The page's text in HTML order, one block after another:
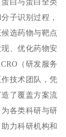
白与蛋白全类
子识别过程，
选药物与靶点
、优化药物安
CRO（研发服务
技术团队，凭
了覆盖方案流
为各类科研与研
力科研机构和